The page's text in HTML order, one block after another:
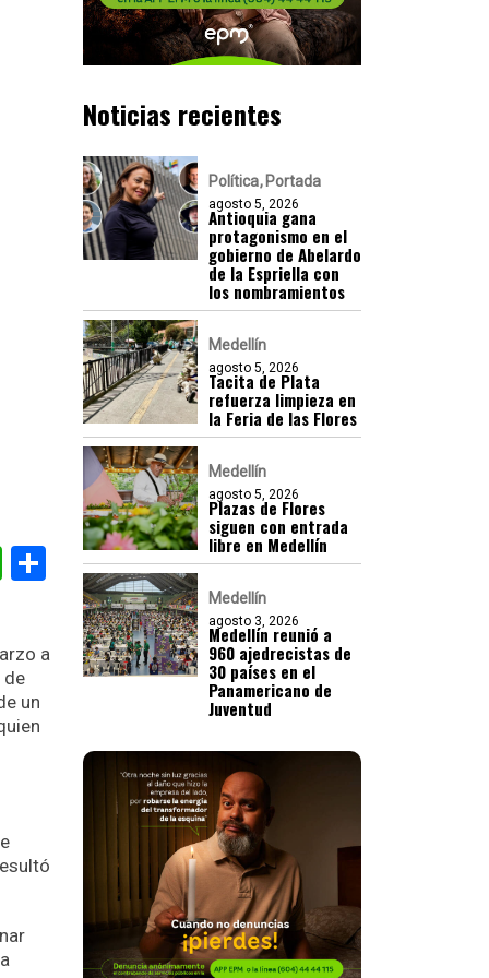
WhatsApp
Compartir
a
de
un
Noticias recientes
Política Portada
agosto 5, 2026
Antioquia gana
protagonismo en el
gobierno de Abelardo
de la Espriella con
los nombramientos
Medellín
agosto 5, 2026
Tacita de Plata
refuerza limpieza en
la Feria de las Flores
Medellín
agosto 5, 2026
Plazas de Flores
siguen con entrada
libre en Medellín
Medellín
agosto 3, 2026
Medellín reunió a
960 ajedrecistas de
30 países en el
Panamericano de
Juventud